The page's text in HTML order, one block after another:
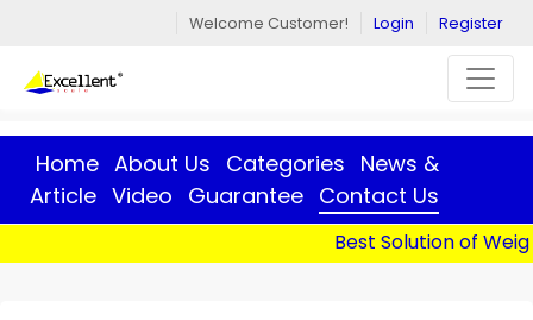
Welcome Customer! Login Register
Home About Us Categories News &
Article Video Guarantee Contact Us
Best Solution of